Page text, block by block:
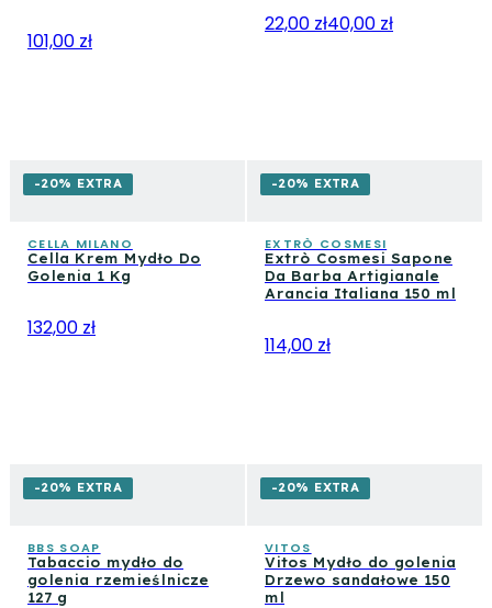
101,00 zł
22,00 zł40,00 zł
-20% EXTRA
CELLA MILANO
Cella Krem Mydło Do
Golenia 1 Kg
132,00 zł
-20% EXTRA
EXTRÒ COSMESI
Extrò Cosmesi Sapone
Da Barba Artigianale
Arancia Italiana 150 ml
114,00 zł
-20% EXTRA
BBS SOAP
Tabaccio mydło do
golenia rzemieślnicze
127 g
-20% EXTRA
VITOS
Vitos Mydło do golenia
Drzewo sandałowe 150
ml